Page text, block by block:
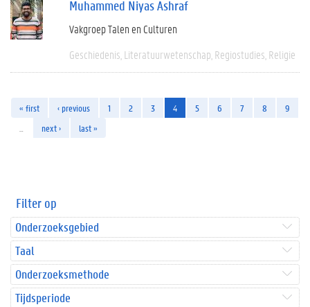
Muhammed Niyas Ashraf
Vakgroep Talen en Culturen
Geschiedenis Literatuurwetenschap Regiostudies Religie
« first ‹ previous 1 2 3 4 5 6 7 8
9
next › last »
Filter op
Onderzoeksgebied
Taal
Onderzoeksmethode
Tijdsperiode